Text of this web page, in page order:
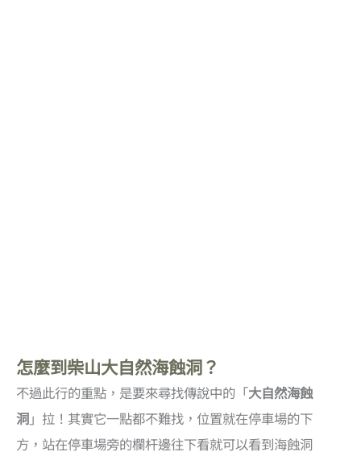
怎麼到柴山大自然海蝕洞？
不過此行的重點，是要來尋找傳說中的「大自然海蝕
洞」拉！其實它一點都不難找，位置就在停車場的下
方，站在停車場旁的欄杆邊往下看就可以看到海蝕洞